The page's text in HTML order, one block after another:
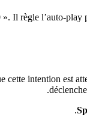
Il règle
intention est